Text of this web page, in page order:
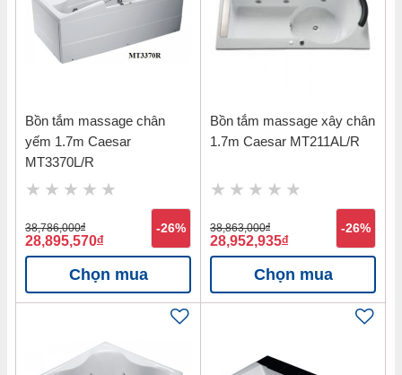
Bồn tắm massage chân
yếm 1.7m Caesar
MT3370L/R
38,786,000đ
28,895,570đ
-26%
Chọn mua
Bồn tắm massage xây chân
1.7m Caesar MT211AL/R
38,863,000đ
28,952,935đ
-26%
Chọn mua